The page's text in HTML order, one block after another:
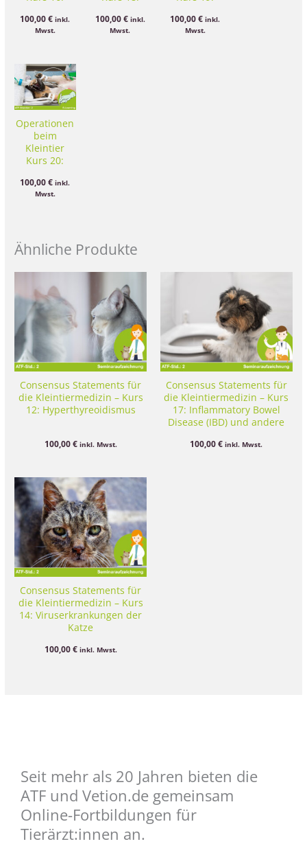
Vordergliedmaße
2 –
100,00€ inkl.
Mwst.
100,00€ inkl.
Mwst.
I –
Grundlagen
100,00€ inkl.
Mwst.
Operationen
beim
Kleintier
Kurs 20:
II
100,00€ inkl.
Mwst.
Ähnliche Produkte
Consensus Statements für
die Kleintiermedizin – Kurs
12: Hyperthyreoidismus
100,00€ inkl. Mwst.
Consensus Statements für
die Kleintiermedizin – Kurs
17: Inflammatory Bowel
Disease (IBD) und andere
Darmerkrankungen
100,00€ inkl. Mwst.
Consensus Statements für
die Kleintiermedizin – Kurs
14: Viruserkrankungen der
Katze
100,00€ inkl. Mwst.
Seit mehr als 20 Jahren bieten die
ATF und Vetion.de gemeinsam
Online-Fortbildungen für
Tierärzt:innen an.